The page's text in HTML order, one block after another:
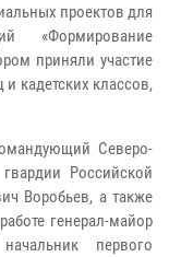
проектов для
«Формирование
приняли участие
кадетских классов,
Северо-
Российской
Воробьев, а также
генерал-майор
первого